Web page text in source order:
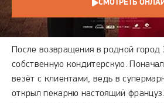
СМОТРЕТЬ
СЮЖЕТ
После возвращения в родной город
собственную кондитерскую.
везёт с клиентами, ведь в
открыл пекарню настоящий